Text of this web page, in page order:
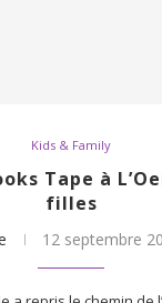
Kids & Family
Tape à
filles
12 septembre